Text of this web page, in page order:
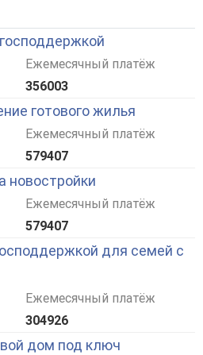
Ежемесячный платёж
356003
готового жилья
Ежемесячный платёж
579407
новостройки
Ежемесячный платёж
579407
для семей с
Ежемесячный платёж
304926
дом под ключ